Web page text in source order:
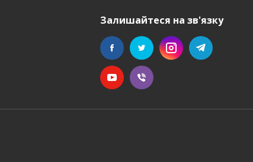
Залишайтеся на зв'язку